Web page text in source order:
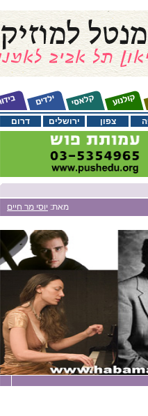
דרום ירושלים צפון
מאת: יוסי מר חיים